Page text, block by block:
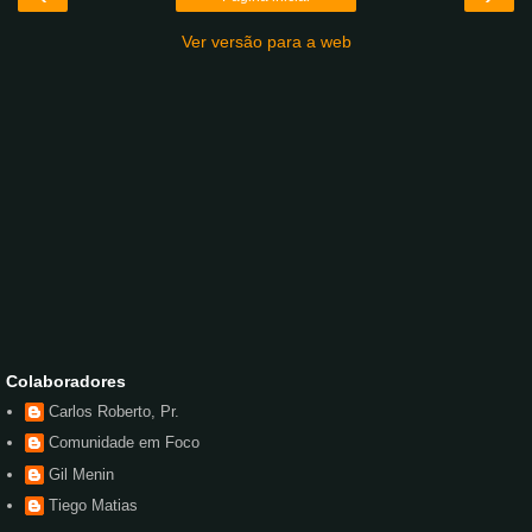
Ver versão para a web
Colaboradores
Carlos Roberto, Pr.
Comunidade em Foco
Gil Menin
Tiego Matias